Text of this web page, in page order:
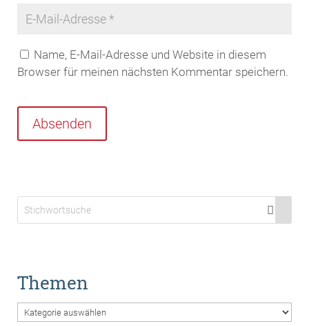
Name, E-Mail-Adresse und Website in diesem
Browser für meinen nächsten Kommentar speichern.
Absenden
Themen
Themen